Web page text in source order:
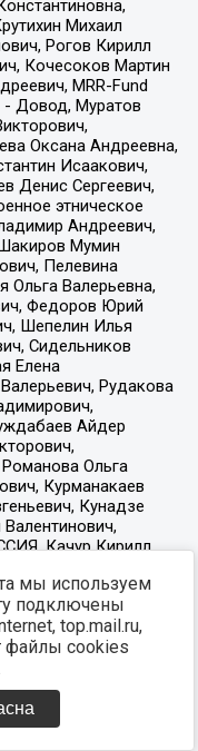
мы используем
подключены
top.mail.ru,
файлы cookies